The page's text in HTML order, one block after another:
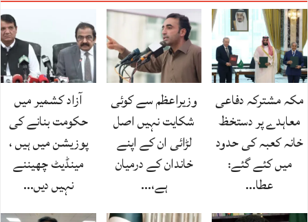
مکہ مشترکہ دفاعی
معاہدے پر دستخظ
خانہ کعبہ کی حدود
میں کئے گئے:
عطا…
وزیراعظم سے کوئی
شکایت نہیں اصل
لڑائی ان کے اپنے
خاندان کے درمیان
ہے،…
آزاد کشمیر میں
حکومت بنانے کی
پوزیشن میں ہیں ،
مینڈیٹ چھیننے
نہیں دیں…